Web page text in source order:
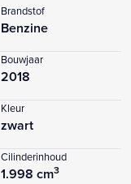
Brandstof
Benzine
Bouwjaar
2018
Kleur
zwart
Cilinderinhoud
1.998 cm3